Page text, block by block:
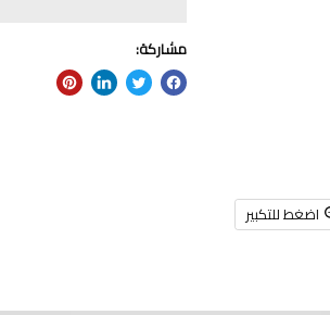
اضغط للتكبير
مشاركة: